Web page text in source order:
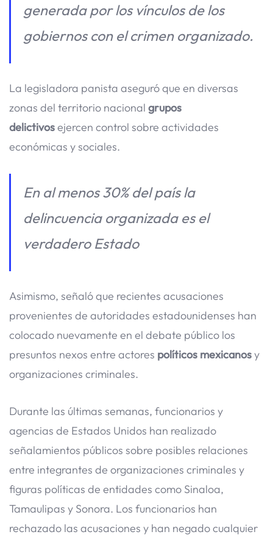
generada por los vínculos de los
gobiernos con el crimen organizado.
La legisladora panista aseguró que en diversas
zonas del territorio nacional grupos
delictivosejercen control sobre actividades
económicas y sociales.
En al menos 30% del país la
delincuencia organizada es el
verdadero Estado
Asimismo, señaló que recientes acusaciones
provenientes de autoridades estadounidenses han
colocado nuevamente en el debate público los
presuntos nexos entre actores políticos mexicanosy
organizaciones criminales.
Durante las últimas semanas, funcionarios y
agencias de Estados Unidos han realizado
señalamientos públicos sobre posibles relaciones
entre integrantes de organizaciones criminales y
figuras políticas de entidades como Sinaloa,
Tamaulipas y Sonora. Los funcionarios han
rechazado las acusaciones y han negado cualquier